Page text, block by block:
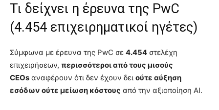
Τι δείχνει η έρευνα της PwC
(4.454 επιχειρηματικοί ηγέτες)
Σύμφωνα με έρευνα της PwC σε 4.454 στελέχη
επιχειρήσεων, περισσότεροι από τους μισούς
CEOs αναφέρουν ότι δεν έχουν δει ούτε αύξηση
εσόδων ούτε μείωση κόστους από την αξιοποίηση AI.